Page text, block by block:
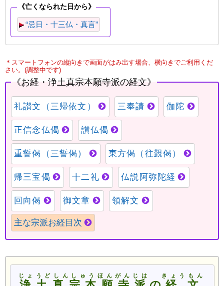
＊スマートフォンの縦向きで画面がはみ出す場合、横向きでご利用くだ
さい。(調整中です)
じょうどしんしゅうほんがんじは きょうもん